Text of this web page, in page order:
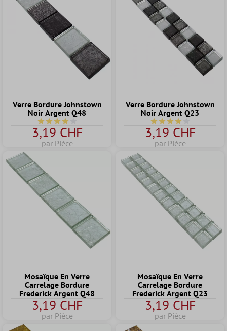
Verre Bordure Johnstown
Noir Argent Q48
Note moyenne de 4 sur 5 étoiles
3,19 CHF
par Pièce
Verre Bordure Johnstown
Noir Argent Q23
Note moyenne de 4
3,19 CHF
par Pièce
Mosaïque En Verre
Carrelage Bordure
Frederick Argent Q48
3,19 CHF
par Pièce
Mosaïque En Verre
Carrelage Bordure
Frederick Argent Q23
3,19 CHF
par Pièce